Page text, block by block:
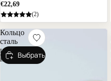
€22,69
(2)
Кольцо
сталь
и
керамикаВыбрать